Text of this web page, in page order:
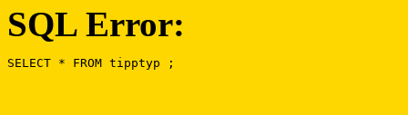
SQL Error:
SELECT * FROM tipptyp ;